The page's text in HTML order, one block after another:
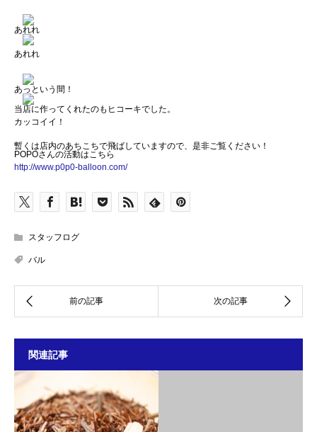
あれれ
あれれ
あっという間！
当店に作ってくれたのもヒコーキでした。
カッコイイ！
暫くは店内のあちこちで飛ばしていますので、是非ご覧ください！
POPOさんの活動はこちら
http://www.p0p0-balloon.com/
スタッフログ
バル
関連記事